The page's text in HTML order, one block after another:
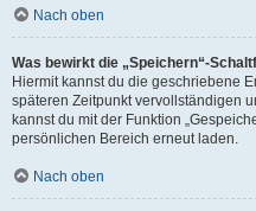
Nach oben
Was bewirkt die „Speichern“-
Hiermit kannst du die geschriebene
späteren Zeitpunkt vervollständigen
kannst du mit der Funktion
persönlichen Bereich erneut laden.
Nach oben